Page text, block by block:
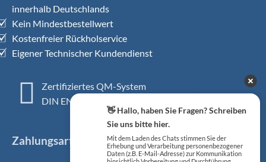
innerhalb Deutschlands
Kein Mindestbestellwert
Kostenfreier Rückholservice
Eigener Technischer Kundendienst
Zertifiziertes QM-System
DIN EN ISO 13485
Zahlungsarten
👋 Hallo, haben Sie Fragen? Schreiben
Sie uns bitte hier.
Mit dem Laden des Chats stimmen Sie der
Erhebung und Verarbeitung personenbezogener
Daten (z.B. E-Mail-Adresse) zur Kommunikation